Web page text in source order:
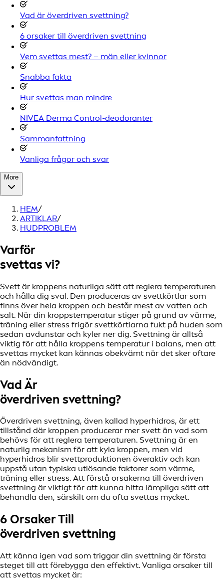
Vad är överdriven svettning?
6 orsaker till överdriven svettning
Vem svettas mest? – män eller kvinnor
Snabba fakta
Hur svettas man mindre
NIVEA Derma Control-deodoranter
Sammanfattning
Vanliga frågor och svar
More
HEM/
ARTIKLAR/
HUDPROBLEM
Varför
svettas vi?
Svett är kroppens naturliga sätt att reglera temperaturen
och hålla dig sval. Den produceras av svettkörtlar som
finns över hela kroppen och består mest av vatten och
salt. När din kroppstemperatur stiger på grund av värme,
träning eller stress frigör svettkörtlarna fukt på huden som
sedan avdunstar och kyler ner dig. Svettning är alltså
viktig för att hålla kroppens temperatur i balans, men att
svettas mycket kan kännas obekvämt när det sker oftare
än nödvändigt.
Vad Är
överdriven svettning?
Överdriven svettning, även kallad hyperhidros, är ett
tillstånd där kroppen producerar mer svett än vad som
behövs för att reglera temperaturen. Svettning är en
naturlig mekanism för att kyla kroppen, men vid
hyperhidros blir svettproduktionen överaktiv och kan
uppstå utan typiska utlösande faktorer som värme,
träning eller stress. Att förstå orsakerna till överdriven
svettning är viktigt för att kunna hitta lämpliga sätt att
behandla den, särskilt om du ofta svettas mycket.
6 Orsaker Till
överdriven svettning
Att känna igen vad som triggar din svettning är första
steget till att förebygga den effektivt. Vanliga orsaker till
att svettas mycket är: